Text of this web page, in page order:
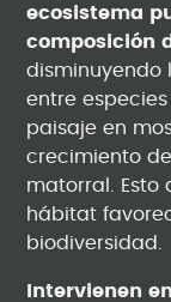
ecosistema
composición
disminuyendo
entre
paisaje en
crecimiento
matorral. Esto
hábitat
biodiversidad.
Intervienen